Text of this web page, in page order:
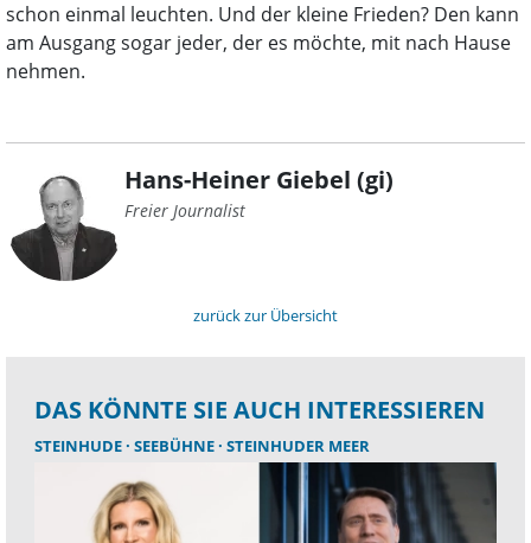
schon einmal leuchten. Und der kleine Frieden? Den kann
am Ausgang sogar jeder, der es möchte, mit nach Hause
nehmen.
Hans-Heiner Giebel (gi)
Freier Journalist
zurück zur Übersicht
DAS KÖNNTE SIE AUCH INTERESSIEREN
STEINHUDE SEEBÜHNE STEINHUDER MEER